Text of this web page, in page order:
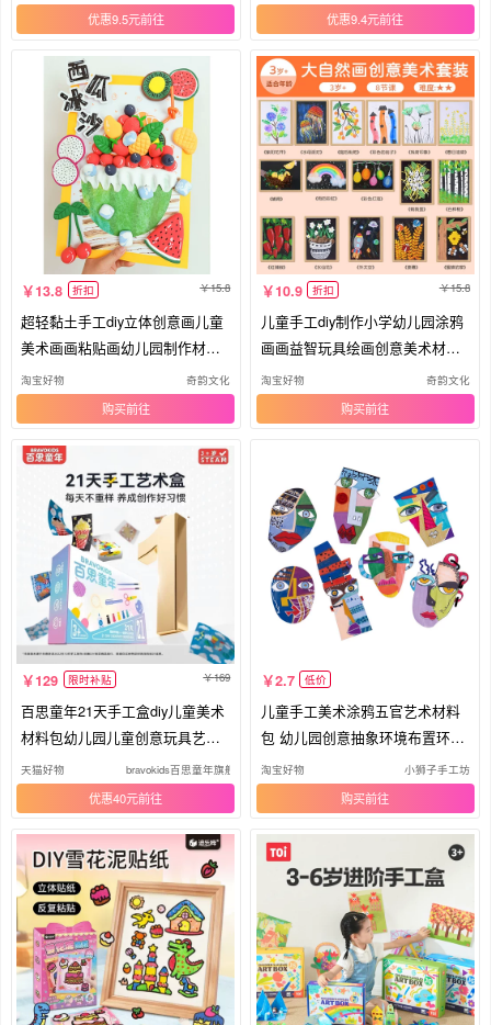
优惠9.5元 优惠9.4元
13.8 折扣 15.8
超轻黏土手工diy立体创意画儿童
美术画画粘贴画幼儿园制作材料
包
淘宝好物 奇韵文化
购买
10.9 折扣 15.8
儿童手工diy制作小学幼儿园涂鸦
画画益智玩具绘画创意美术材料
包
淘宝好物 奇韵文化
购买
129 限时补贴 169
百思童年21天手工盒diy儿童美术
材料包幼儿园儿童创意玩具艺术
盒
天猫好物 bravokids百思童年旗舰店
优惠40元
2.7 低价
儿童手工美术涂鸦五官艺术材料
包 幼儿园创意抽象环境布置环创
DIY
淘宝好物 小狮子手工坊
购买